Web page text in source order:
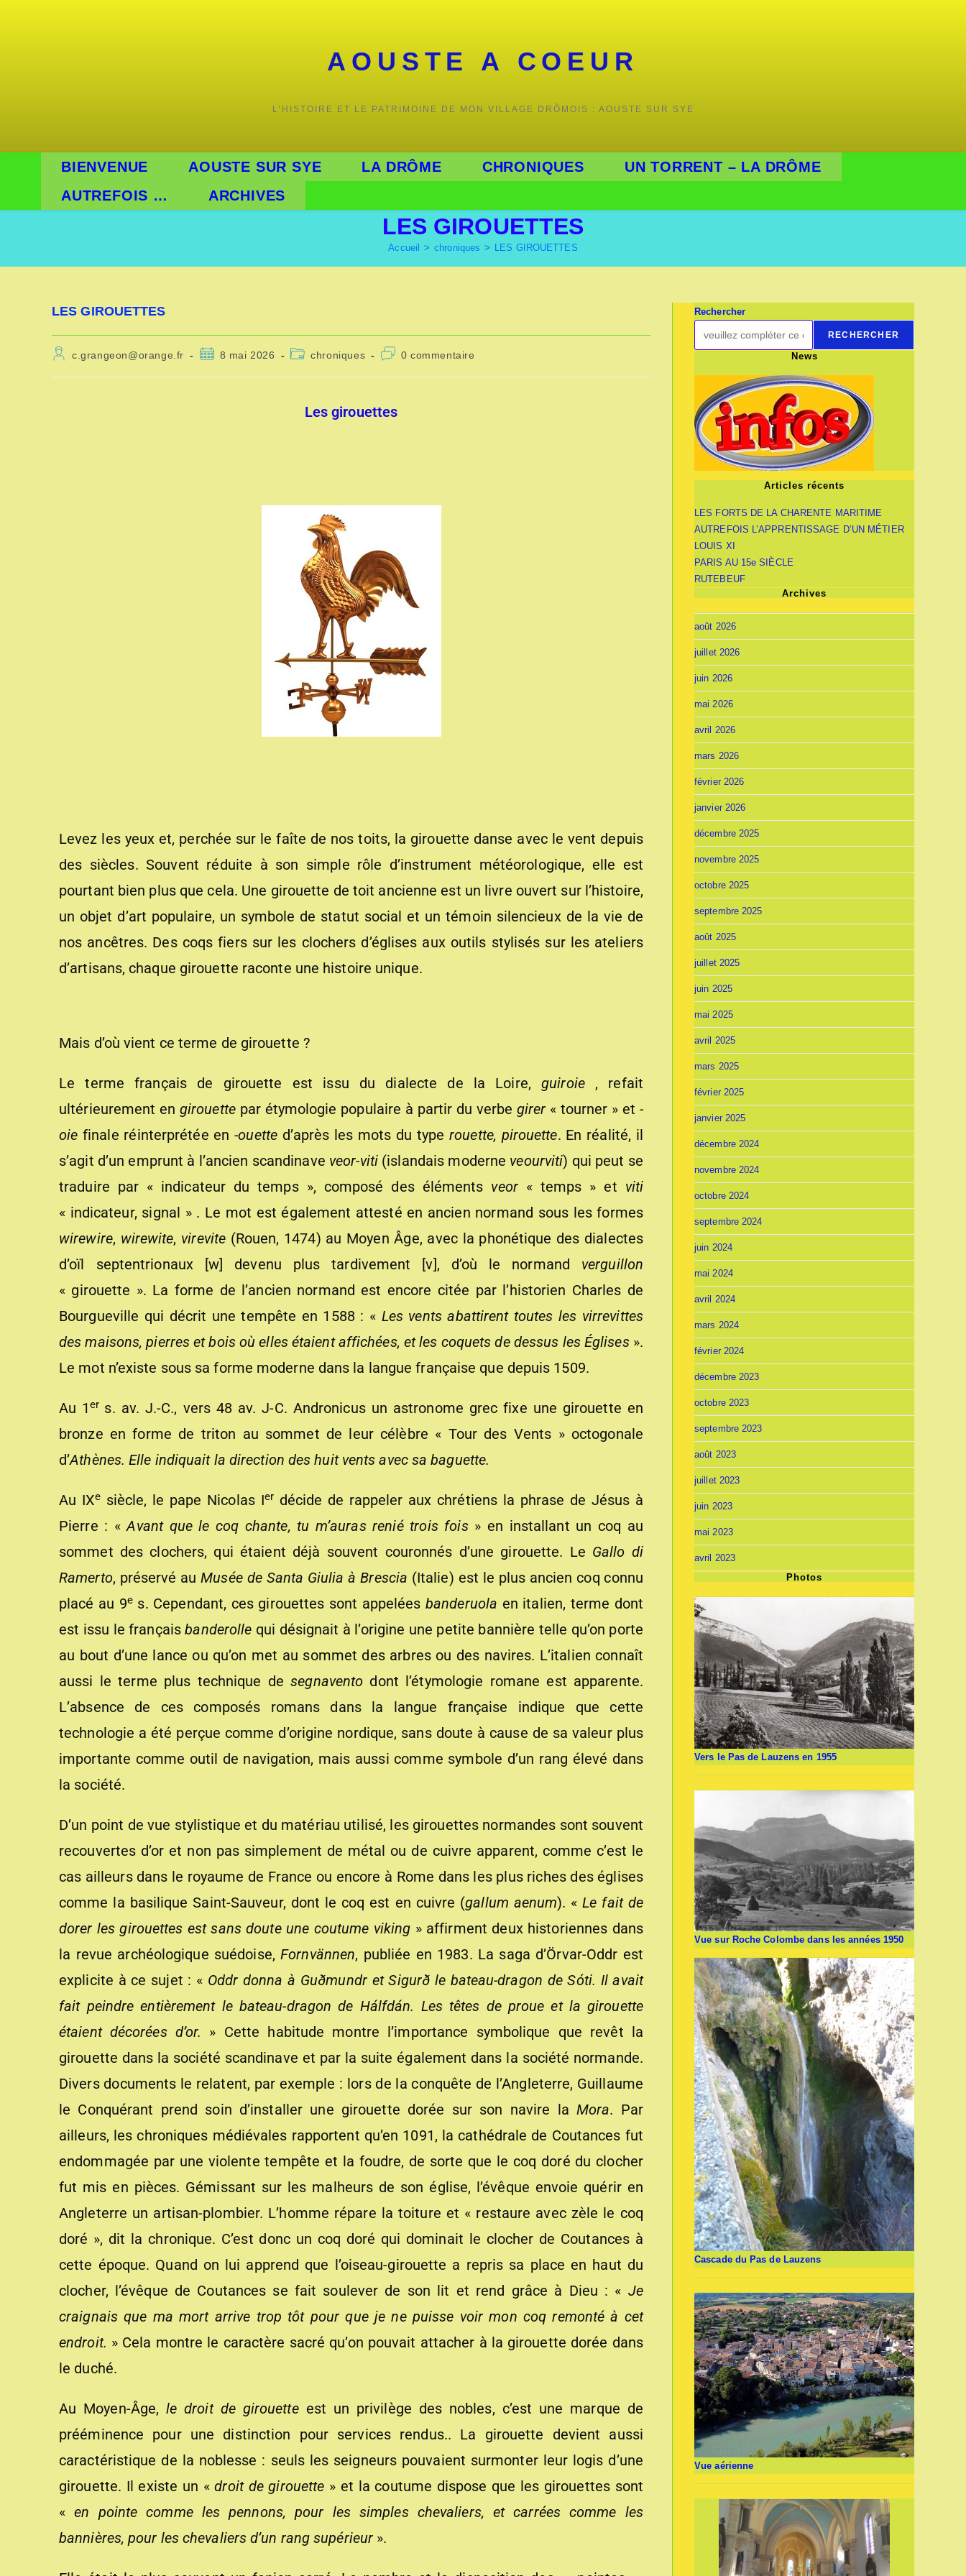
AOUSTE A COEUR
L’HISTOIRE ET LE PATRIMOINE DE MON VILLAGE DRÔMOIS : AOUSTE SUR SYE
BIENVENUE AOUSTE SUR SYE LA DRÔME CHRONIQUES
UN TORRENT – LA DRÔME
AUTREFOIS …
ARCHIVES
LES GIROUETTES
Accueil > chroniques > LES GIROUETTES
LES GIROUETTES
c.grangeon@orange.fr 8 mai 2026 chroniques 0 commentaire
Les girouettes
Levez les yeux et, perchée sur le faîte de nos toits, la girouette danse avec le vent depuis
des siècles. Souvent réduite à son simple rôle d’instrument météorologique, elle est
pourtant bien plus que cela. Une girouette de toit ancienne est un livre ouvert sur l’histoire,
un objet d’art populaire, un symbole de statut social et un témoin silencieux de la vie de
nos ancêtres. Des coqs fiers sur les clochers d’églises aux outils stylisés sur les ateliers
d’artisans, chaque girouette raconte une histoire unique.
Mais d’où vient ce terme de girouette ?
Le terme français de girouette est issu du dialecte de la Loire,guiroie, refait
ultérieurement en girouettepar étymologie populaire à partir du verbe girer « tourner » et -
oie finale réinterprétée en-ouetted’après les mots du typerouette, pirouette. En réalité, il
s’agit d’un emprunt à l’ancien scandinave veor-viti(islandais moderne veourviti) qui peut se
traduire par « indicateur du temps », composé des éléments veor« temps » et viti
« indicateur, signal » . Le mot est également attesté en ancien normand sous les formes
wirewire, wirewite, virevite (Rouen, 1474) au Moyen Âge, avec la phonétique des dialectes
d’oïl septentrionaux [w] devenu plus tardivement [v], d’où le normand verguillon
« girouette ». La forme de l’ancien normand est encore citée par l’historien Charles de
Bourgueville qui décrit une tempête en 1588 : « Les vents abattirent toutes les virrevittes
des maisons, pierres et bois où elles étaient affichées, et les coquets de dessus les Églises ».
Le mot n’existe sous sa forme moderne dans la langue française que depuis 1509.
Au 1er s. av. J.-C., vers 48 av. J-C. Andronicus un astronome grec fixe une girouette en
bronze en forme de triton au sommet de leur célèbre « Tour des Vents » octogonale
d’Athènes. Elle indiquait la direction des huit vents avec sa baguette.
Au IXe siècle, le pape Nicolas Ierdécide de rappeler aux chrétiens la phrase de Jésus à
Pierre : «Avant que le coq chante, tu m’auras renié trois fois » en installant un coq au
sommet des clochers, qui étaient déjà souvent couronnés d’une girouette. Le Gallo di
Ramerto, préservé auMusée de Santa Giulia à Brescia (Italie) est le plus ancien coq connu
placé au 9es. Cependant, ces girouettes sont appeléesbanderuola en italien, terme dont
est issu le françaisbanderolle qui désignait à l’origine une petite bannière telle qu’on porte
au bout d’une lance ou qu’on met au sommet des arbres ou des navires. L’italien connaît
aussi le terme plus technique desegnavento dont l’étymologie romane est apparente.
L’absence de ces composés romans dans la langue française indique que cette
technologie a été perçue comme d’origine nordique, sans doute à cause de sa valeur plus
importante comme outil de navigation, mais aussi comme symbole d’un rang élevé dans
la société.
D’un point de vue stylistique et du matériau utilisé, les girouettes normandes sont souvent
recouvertes d’or et non pas simplement de métal ou de cuivre apparent, comme c’est le
cas ailleurs dans le royaume de France ou encore à Rome dans les plus riches des églises
comme la basilique Saint-Sauveur, dont le coq est en cuivre (gallum aenum). «Le fait de
dorer les girouettes est sans doute une coutume viking » affirment deux historiennes dans
la revue archéologique suédoise,Fornvännen, publiée en 1983. La saga d’Örvar-Oddr est
explicite à ce sujet : « Oddr donna à Guðmundr et Sigurð le bateau-dragon de Sóti. Il avait
fait peindre entièrement le bateau-dragon de Hálfdán. Les têtes de proue et la girouette
étaient décorées d’or. » Cette habitude montre l’importance symbolique que revêt la
girouette dans la société scandinave et par la suite également dans la société normande.
Divers documents le relatent, par exemple : lors de la conquête de l’Angleterre, Guillaume
le Conquérant prend soin d’installer une girouette dorée sur son navire la Mora. Par
ailleurs, les chroniques médiévales rapportent qu’en 1091, la cathédrale de Coutances fut
endommagée par une violente tempête et la foudre, de sorte que le coq doré du clocher
fut mis en pièces. Gémissant sur les malheurs de son église, l’évêque envoie quérir en
Angleterre un artisan-plombier. L’homme répare la toiture et « restaure avec zèle le coq
doré », dit la chronique. C’est donc un coq doré qui dominait le clocher de Coutances à
cette époque. Quand on lui apprend que l’oiseau-girouette a repris sa place en haut du
clocher, l’évêque de Coutances se fait soulever de son lit et rend grâce à Dieu : « Je
craignais que ma mort arrive trop tôt pour que je ne puisse voir mon coq remonté à cet
endroit. » Cela montre le caractère sacré qu’on pouvait attacher à la girouette dorée dans
le duché.
Au Moyen-Âge,le droit de girouetteest un privilège des nobles, c’est une marque de
prééminence pour une distinction pour services rendus.. La girouette devient aussi
caractéristique de la noblesse : seuls les seigneurs pouvaient surmonter leur logis d’une
girouette. Il existe un «droit de girouette » et la coutume dispose que les girouettes sont
«en pointe comme les pennons, pour les simples chevaliers, et carrées comme les
bannières, pour les chevaliers d’un rang supérieur ».
Rechercher
RECHERCHER
News
Articles récents
LES FORTS DE LA CHARENTE MARITIME
AUTREFOIS L’APPRENTISSAGE D’UN MÉTIER
LOUIS XI
PARIS AU 15e SIÈCLE
RUTEBEUF
Archives
août 2026
juillet 2026
juin 2026
mai 2026
avril 2026
mars 2026
février 2026
janvier 2026
décembre 2025
novembre 2025
octobre 2025
septembre 2025
août 2025
juillet 2025
juin 2025
mai 2025
avril 2025
mars 2025
février 2025
janvier 2025
décembre 2024
novembre 2024
octobre 2024
septembre 2024
juin 2024
mai 2024
avril 2024
mars 2024
février 2024
décembre 2023
octobre 2023
septembre 2023
août 2023
juillet 2023
juin 2023
mai 2023
avril 2023
Photos
Vers le Pas de Lauzens en 1955
Vue sur Roche Colombe dans les années 1950
Cascade du Pas de Lauzens
Vue aérienne